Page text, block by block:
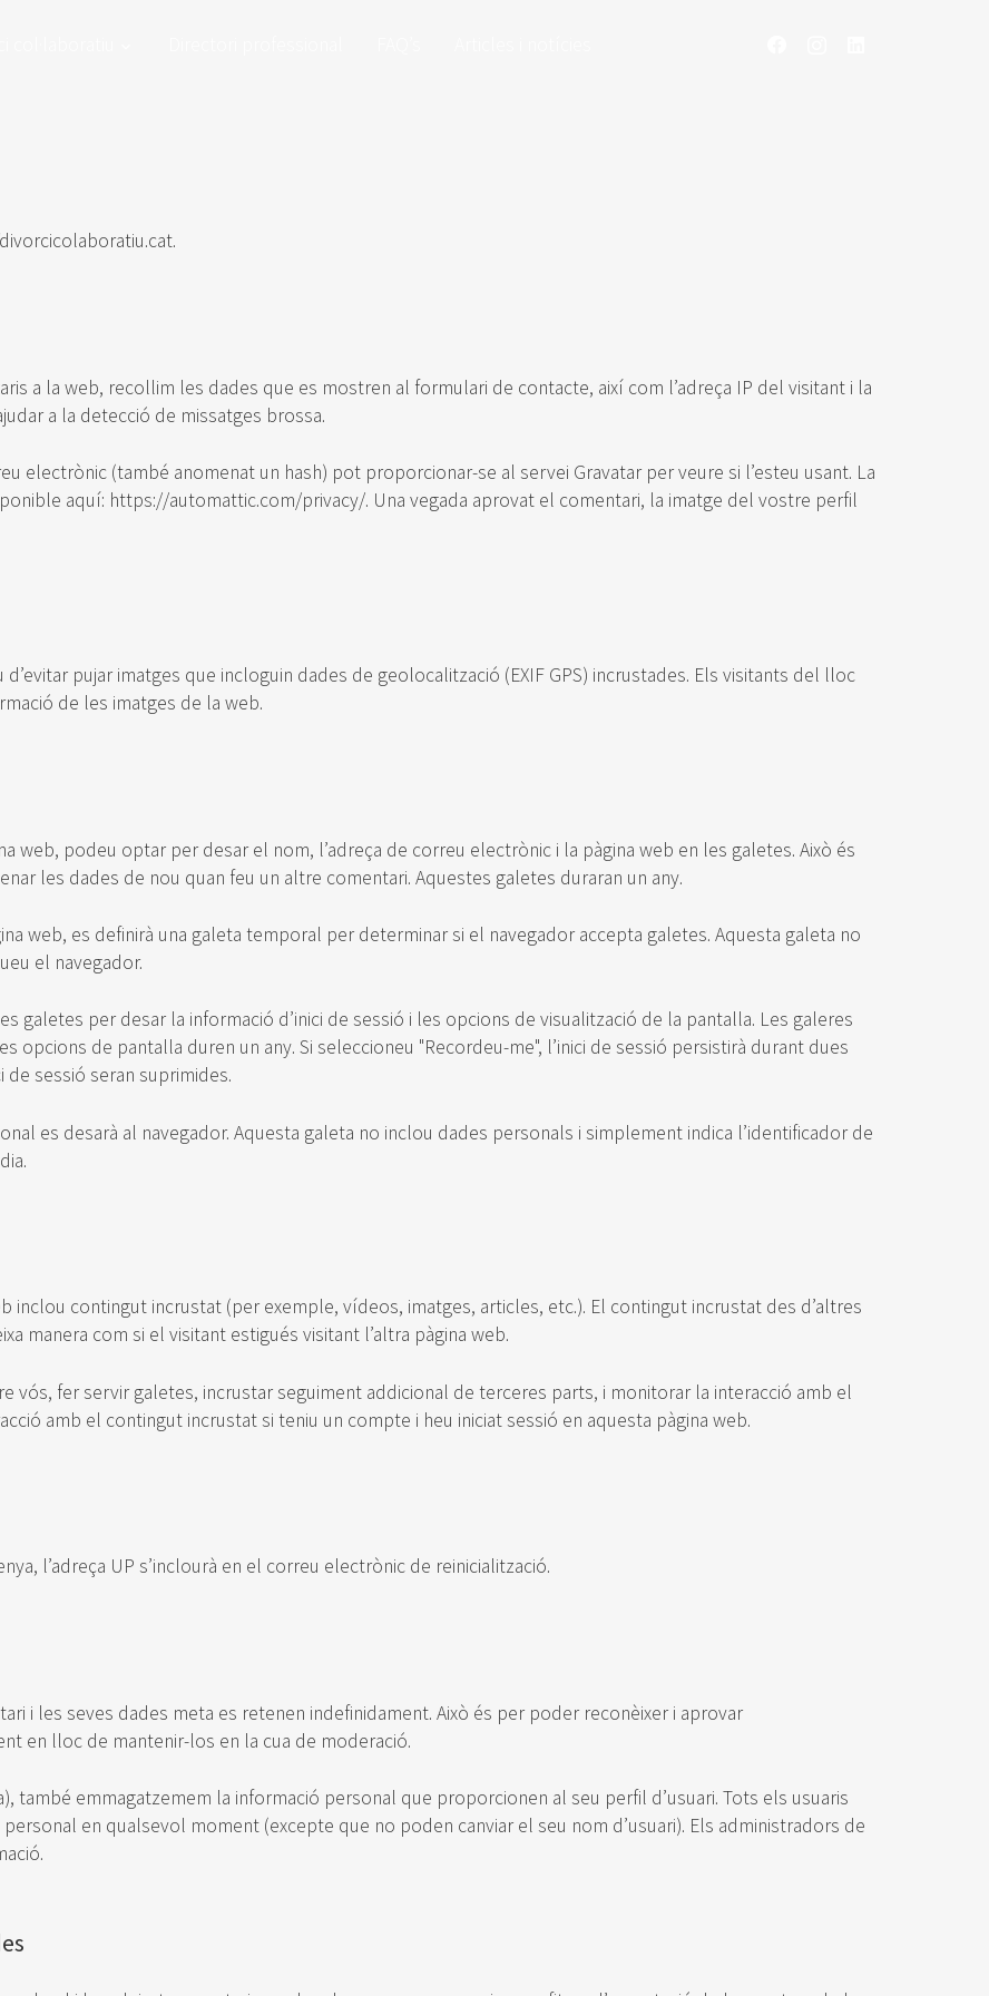
a la web, recollim les dades que es mostren al formulari de contacte, així com l’adreça IP del visitant i la
a la detecció de missatges brossa.
electrònic (també anomenat un hash) pot proporcionar-se al servei Gravatar per veure si l’esteu usant. La
aquí: https://automattic.com/privacy/. Una vegada aprovat el comentari, la imatge del vostre perfil
pujar imatges que incloguin dades de geolocalització (EXIF GPS) incrustades. Els visitants del lloc
de les imatges de la web.
web, podeu optar per desar el nom, l’adreça de correu electrònic i la pàgina web en les galetes. Això és
les dades de nou quan feu un altre comentari. Aquestes galetes duraran un any.
web, es definirà una galeta temporal per determinar si el navegador accepta galetes. Aquesta galeta no
el navegador.
galetes per desar la informació d’inici de sessió i les opcions de visualització de la pantalla. Les galeres
opcions de pantalla duren un any. Si seleccioneu "Recordeu-me", l’inici de sessió persistirà durant dues
de sessió seran suprimides.
es desarà al navegador. Aquesta galeta no inclou dades personals i simplement indica l’identificador de
inclou contingut incrustat (per exemple, vídeos, imatges, articles, etc.). El contingut incrustat des d’altres
manera com si el visitant estigués visitant l’altra pàgina web.
vós, fer servir galetes, incrustar seguiment addicional de terceres parts, i monitorar la interacció amb el
amb el contingut incrustat si teniu un compte i heu iniciat sessió en aquesta pàgina web.
l’adreça UP s’inclourà en el correu electrònic de reinicialització.
i les seves dades meta es retenen indefinidament. Això és per poder reconèixer i aprovar
en lloc de mantenir-los en la cua de moderació.
també emmagatzemem la informació personal que proporcionen al seu perfil d’usuari. Tots els usuaris
en qualsevol moment (excepte que no poden canviar el seu nom d’usuari). Els administradors de